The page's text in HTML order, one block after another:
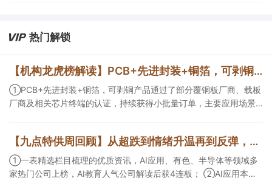
热门解锁
【机构龙虎榜解读】PCB+先进封装+铜箔，可剥铜产品通过了部分覆铜板厂商、载板厂商及相关芯片终端的认证，持续获得小批量订单，主要应用场景包括芯片封装光模块用PCB，机构大额净买入这家公司
①PCB+先进封装+铜箔，可剥铜产品通过了部分覆铜板厂商、载板
厂商及相关芯片终端的认证，持续获得小批量订单，主要应用场景
等方面具有丰富经验，具备承接细胞与基因治疗产品商业化受托生
产的合规资质，这家公司获净买入。
【九点特供周回顾】从超跌到情绪升温再到反弹，栏目梳理AI应用题材逻辑，AI教育人气公司解读后获4连板
①一表精选栏目梳理的优质资讯，AI应用、有色、半导体等领域多
家热门公司上榜，AI教育人气公司解读后获4连板； ②AI应用本周